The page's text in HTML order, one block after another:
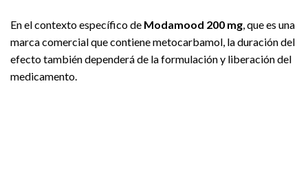
En el contexto específico de Modamood 200 mg , que es una
marca comercial que contiene metocarbamol, la duración del
efecto también dependerá de la formulación y liberación del
medicamento.